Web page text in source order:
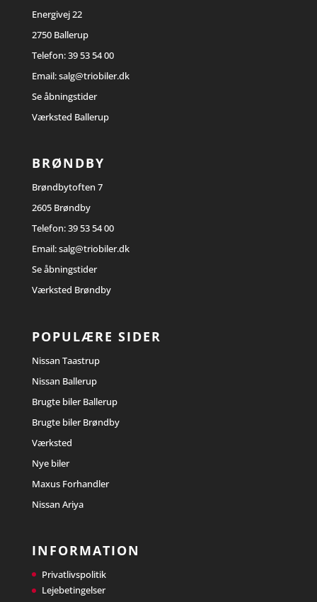
Energivej 22
2750 Ballerup
Telefon:39 53 54 00
Email:salg@triobiler.dk
Se åbningstider
Værksted Ballerup
BRØNDBY
Brøndbytoften 7
2605 Brøndby
Telefon:39 53 54 00
Email:salg@triobiler.dk
Se åbningstider
Værksted Brøndby
POPULÆRE SIDER
Nissan Taastrup
Nissan Ballerup
Brugte biler Ballerup
Brugte biler Brøndby
Værksted
Nye biler
Maxus Forhandler
Nissan Ariya
INFORMATION
Privatlivspolitik
Lejebetingelser